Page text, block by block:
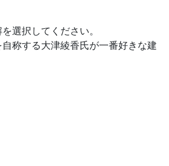
選択してください。
自称する大津綾香氏が一番好きな建